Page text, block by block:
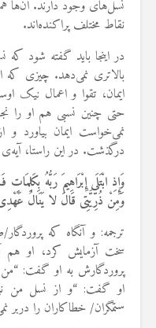
نسل‌های وجود دارند. آن‌ها
نقاط مختلف پراکنده‌اند.
در اینجا باید گفته شود
بالاتری نمی‌دهد. چیزی که
ایمان، تقوا و اعمال نیک
حتی چنین نسبی هم او را
نمی‌خواست ایمان بیاورد
درگذشت. در این راستا، آیه‌ی
وَإِذِ ابْتَلَى إِبْرَاهِیمَ رَبُّهُ
وَمِنْ ذُرِّیَّتِی قَالَ لا یَنَالُ عَهْدِی الظَّالِمِینَ
ترجمه: و آن­گاه که
سخت آزمایش کرد، او هم
پروردگارش به او گفت: “من
او گفت: “و از نسل من
ستمگران/ خطاکاران را دربر
19 جولای 2026
36 نمایش ها